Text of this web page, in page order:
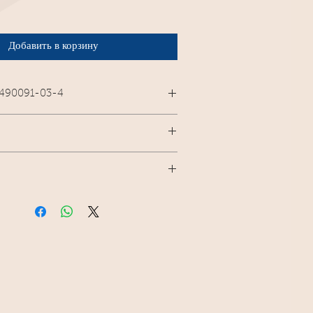
Добавить в корзину
03-4
numérique : ePub : 978-2-